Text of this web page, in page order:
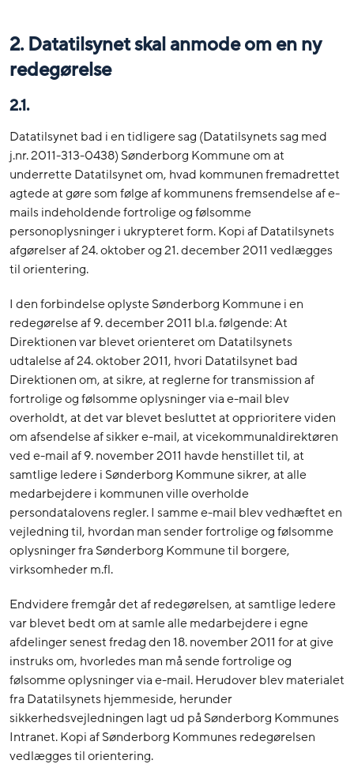
2. Datatilsynet skal anmode om en ny
redegørelse
2.1.
Datatilsynet bad i en tidligere sag (Datatilsynets sag med
j.nr. 2011-313-0438) Sønderborg Kommune om at
underrette Datatilsynet om, hvad kommunen fremadrettet
agtede at gøre som følge af kommunens fremsendelse af e-
mails indeholdende fortrolige og følsomme
personoplysninger i ukrypteret form. Kopi af Datatilsynets
afgørelser af 24. oktober og 21. december 2011 vedlægges
til orientering.
I den forbindelse oplyste Sønderborg Kommune i en
redegørelse af 9. december 2011 bl.a. følgende: At
Direktionen var blevet orienteret om Datatilsynets
udtalelse af 24. oktober 2011, hvori Datatilsynet bad
Direktionen om, at sikre, at reglerne for transmission af
fortrolige og følsomme oplysninger via e-mail blev
overholdt, at det var blevet besluttet at opprioritere viden
om afsendelse af sikker e-mail, at vicekommunaldirektøren
ved e-mail af 9. november 2011 havde henstillet til, at
samtlige ledere i Sønderborg Kommune sikrer, at alle
medarbejdere i kommunen ville overholde
persondatalovens regler. I samme e-mail blev vedhæftet en
vejledning til, hvordan man sender fortrolige og følsomme
oplysninger fra Sønderborg Kommune til borgere,
virksomheder m.fl.
Endvidere fremgår det af redegørelsen, at samtlige ledere
var blevet bedt om at samle alle medarbejdere i egne
afdelinger senest fredag den 18. november 2011 for at give
instruks om, hvorledes man må sende fortrolige og
følsomme oplysninger via e-mail. Herudover blev materialet
fra Datatilsynets hjemmeside, herunder
sikkerhedsvejledningen lagt ud på Sønderborg Kommunes
Intranet. Kopi af Sønderborg Kommunes redegørelsen
vedlægges til orientering.